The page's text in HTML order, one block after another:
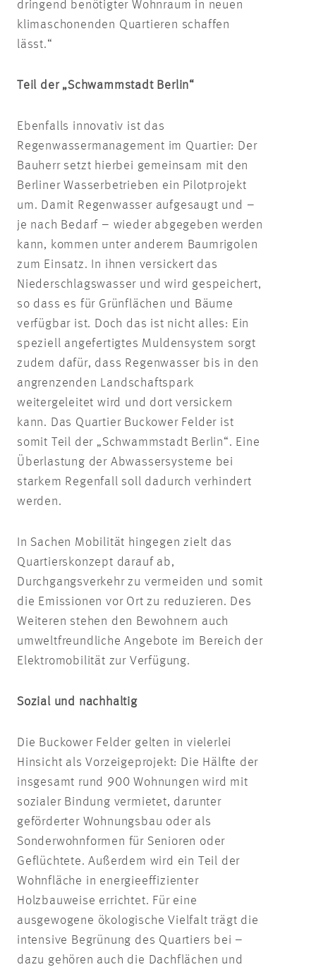
dringend benötigter Wohnraum in neuen
klimaschonenden Quartieren schaffen
lässt.“
Teil der „Schwammstadt Berlin“
Ebenfalls innovativ ist das
Regenwassermanagement im Quartier: Der
Bauherr setzt hierbei gemeinsam mit den
Berliner Wasserbetrieben ein Pilotprojekt
um. Damit Regenwasser aufgesaugt und –
je nach Bedarf – wieder abgegeben werden
kann, kommen unter anderem Baumrigolen
zum Einsatz. In ihnen versickert das
Niederschlagswasser und wird gespeichert,
so dass es für Grünflächen und Bäume
verfügbar ist. Doch das ist nicht alles: Ein
speziell angefertigtes Muldensystem sorgt
zudem dafür, dass Regenwasser bis in den
angrenzenden Landschaftspark
weitergeleitet wird und dort versickern
kann. Das Quartier Buckower Felder ist
somit Teil der „Schwammstadt Berlin“. Eine
Überlastung der Abwassersysteme bei
starkem Regenfall soll dadurch verhindert
werden.
In Sachen Mobilität hingegen zielt das
Quartierskonzept darauf ab,
Durchgangsverkehr zu vermeiden und somit
die Emissionen vor Ort zu reduzieren. Des
Weiteren stehen den Bewohnern auch
umweltfreundliche Angebote im Bereich der
Elektromobilität zur Verfügung.
Sozial und nachhaltig
Die Buckower Felder gelten in vielerlei
Hinsicht als Vorzeigeprojekt: Die Hälfte der
insgesamt rund 900 Wohnungen wird mit
sozialer Bindung vermietet, darunter
geförderter Wohnungsbau oder als
Sonderwohnformen für Senioren oder
Geflüchtete. Außerdem wird ein Teil der
Wohnfläche in energieeffizienter
Holzbauweise errichtet. Für eine
ausgewogene ökologische Vielfalt trägt die
intensive Begrünung des Quartiers bei –
dazu gehören auch die Dachflächen und